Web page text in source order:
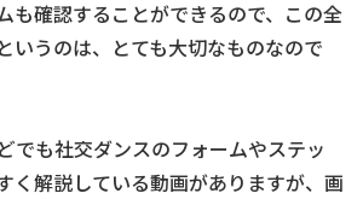
も確認することができるので、この全
いうのは、とても大切なものなので
でも社交ダンスのフォームやステッ
く解説している動画がありますが、画